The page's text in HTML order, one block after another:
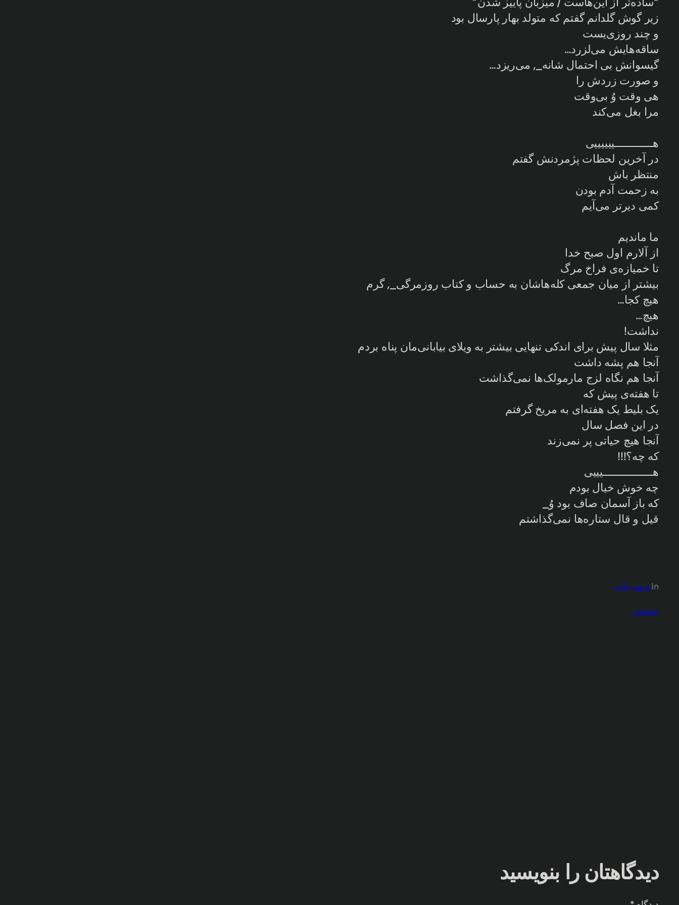
زیر گوش گلدانم گفتم که متولد بهار پارسال بود
و چند روزی‌یست
ساقه‌هایش می‌لزرد…
گیسوانش بی احتمال شانه‌_, می‌ریزد…
و صورت زردش را
هی وقت وُ بی‌وقت
مرا بغل می‌کند
هـــــــــــــییییییی
در آخرین لحظات پژمردنش گفتم
منتظر باش
به زحمت آدم بودن
کمی دیرتر می‌آیم
ما ماندیم
از آلارم اول صبح خدا
تا خمیازه‌ی فراخ مرگ
بیشتر از میان جمعی کله‌هاشان به حساب و کتاب روزمرگی_, گرم
هیچ کجا…
هیچ…
نداشت!
مثلا سال پیش برای اندکی تنهایی بیشتر به ویلای بیابانی‌مان پناه بردم
آنجا هم پشه داشت
آنجا هم نگاه لزج مارمولک‌ها نمی‌گذاشت
تا هفته‌ی پیش که
یک بلیط یک هفته‌ای به مریخ گرفتم
در این فصل سال
آنجا هیچ حیاتی پر نمی‌زند
که چه؟!!!
هـــــــــــــــــیییی
چه خوش خیال بودم
که باز آسمان صاف بود وُ_
قیل و قال ستاره‌ها نمی‌گذاشتم
Inبدیهی‌جات
خوانش
دیدگاهتان را بنویسید